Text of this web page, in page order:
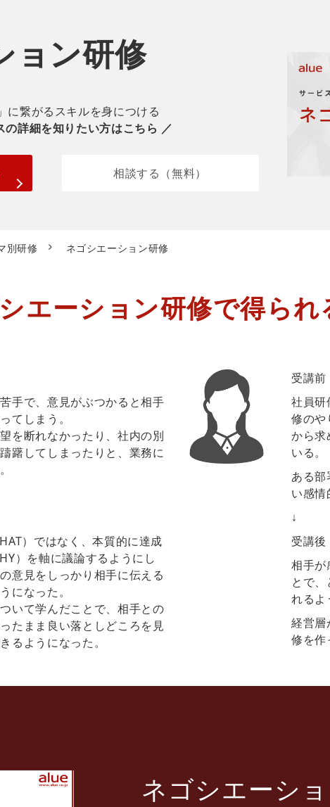
ョン研修
に繋がるスキルを身につける
の詳細を知りたい方はこちら ／
相談する（無料）
別研修 ネゴシエーション研修
エーション研修で得られ
手で、意見がぶつかると相手
てしまう。
を断れなかったり、社内の別
躇してしまったりと、業務に
）ではなく、本質的に達成
）を軸に議論するようにし
意見をしっかり相手に伝える
になった。
いて学んだことで、相手との
たまま良い落としどころを見
るようになった。
受講前
社員研
修のや
から求
いる。
ある
い感
↓
受講後
相手が
とで
れるよ
経営層
修を作
ネゴシエーシ